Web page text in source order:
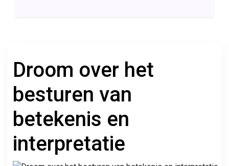
Droom over het
besturen van
betekenis en
interpretatie